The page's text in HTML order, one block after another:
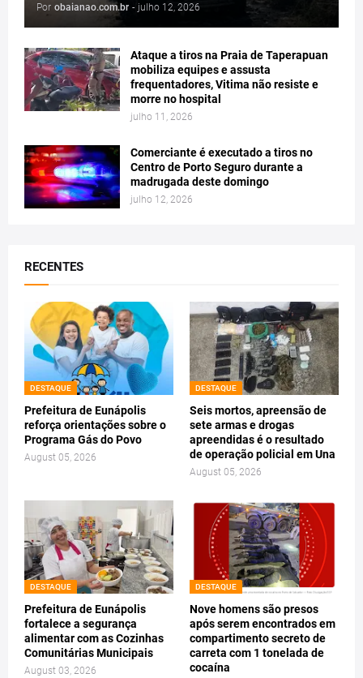
Por obaianao.com.br - julho 12, 2026
Ataque a tiros na Praia de Taperapuan
mobiliza equipes e assusta
frequentadores, Vitima não resiste e
morre no hospital
julho 11, 2026
Comerciante é executado a tiros no
Centro de Porto Seguro durante a
madrugada deste domingo
julho 12, 2026
RECENTES
DESTAQUE
Prefeitura de Eunápolis
reforça orientações sobre o
Programa Gás do Povo
August 05, 2026
DESTAQUE
Seis mortos, apreensão de
sete armas e drogas
apreendidas é o resultado
de operação policial em Una
August 05, 2026
DESTAQUE
Prefeitura de Eunápolis
fortalece a segurança
alimentar com as Cozinhas
Comunitárias Municipais
August 03, 2026
DESTAQUE
Nove homens são presos
após serem encontrados em
compartimento secreto de
carreta com 1 tonelada de
cocaína